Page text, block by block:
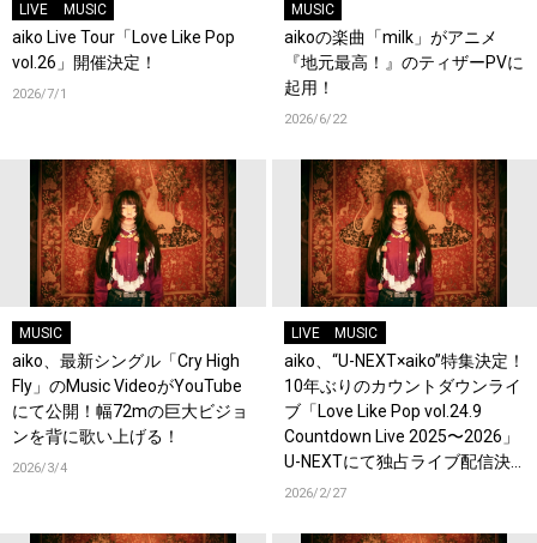
LIVE MUSIC
aiko Live Tour「Love Like Pop
vol.26」開催決定！
2026/7/1
MUSIC
aikoの楽曲「milk」がアニメ
『地元最高！』のティザーPVに
起用！
2026/6/22
MUSIC
aiko、最新シングル「Cry High
Fly」のMusic VideoがYouTube
にて公開！幅72mの巨大ビジョ
ンを背に歌い上げる！
2026/3/4
LIVE MUSIC
aiko、“U-NEXT×aiko”特集決定！
10年ぶりのカウントダウンライ
ブ「Love Like Pop vol.24.9
Countdown Live 2025〜2026」
U-NEXTにて独占ライブ配信決
定！過去ライブ映像一挙配信ス
2026/2/27